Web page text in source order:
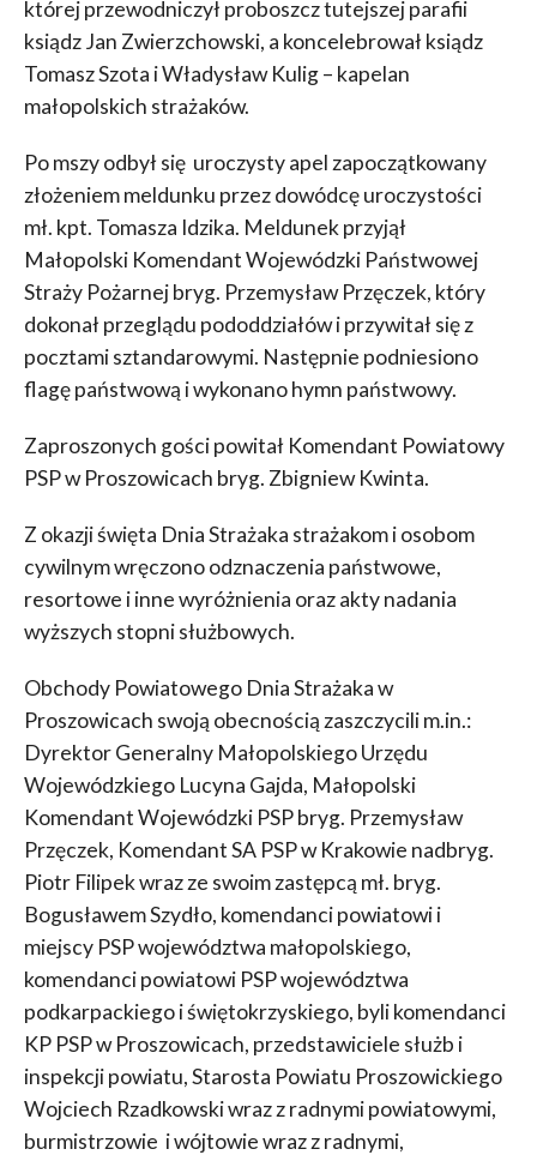
której przewodniczył proboszcz tutejszej parafii
ksiądz Jan Zwierzchowski, a koncelebrował ksiądz
Tomasz Szota i Władysław Kulig – kapelan
małopolskich strażaków.
Po mszy odbył się uroczysty apel zapoczątkowany
złożeniem meldunku przez dowódcę uroczystości
mł. kpt. Tomasza Idzika. Meldunek przyjął
Małopolski Komendant Wojewódzki Państwowej
Straży Pożarnej bryg. Przemysław Przęczek, który
dokonał przeglądu pododdziałów i przywitał się z
pocztami sztandarowymi. Następnie podniesiono
flagę państwową i wykonano hymn państwowy.
Zaproszonych gości powitał Komendant Powiatowy
PSP w Proszowicach bryg. Zbigniew Kwinta.
Z okazji święta Dnia Strażaka strażakom i osobom
cywilnym wręczono odznaczenia państwowe,
resortowe i inne wyróżnienia oraz akty nadania
wyższych stopni służbowych.
Obchody Powiatowego Dnia Strażaka w
Proszowicach swoją obecnością zaszczycili m.in.:
Dyrektor Generalny Małopolskiego Urzędu
Wojewódzkiego Lucyna Gajda, Małopolski
Komendant Wojewódzki PSP bryg. Przemysław
Przęczek, Komendant SA PSP w Krakowie nadbryg.
Piotr Filipek wraz ze swoim zastępcą mł. bryg.
Bogusławem Szydło, komendanci powiatowi i
miejscy PSP województwa małopolskiego,
komendanci powiatowi PSP województwa
podkarpackiego i świętokrzyskiego, byli komendanci
KP PSP w Proszowicach, przedstawiciele służb i
inspekcji powiatu, Starosta Powiatu Proszowickiego
Wojciech Rzadkowski wraz z radnymi powiatowymi,
burmistrzowie i wójtowie wraz z radnymi,